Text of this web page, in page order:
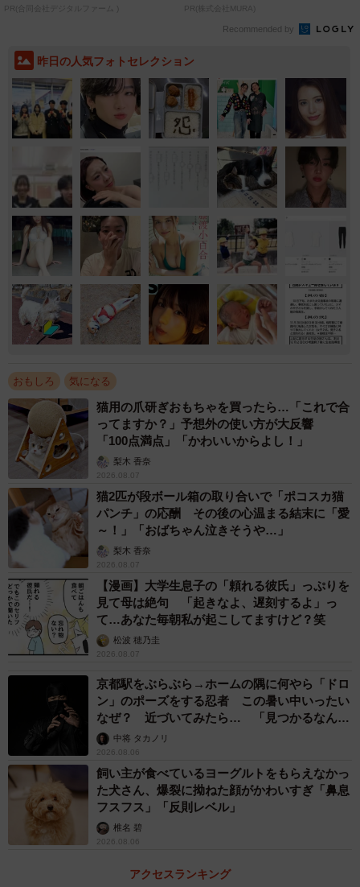
PR(合同会社デジタルファーム )
致」する方...
PR(株式会社MURA)
Recommended by
昨日の人気フォトセレクション
おもしろ 気になる
猫用の爪研ぎおもちゃを買ったら…「これで合
ってますか？」予想外の使い方が大反響
「100点満点」「かわいいからよし！」
梨木 香奈
2026.08.07
猫2匹が段ボール箱の取り合いで「ポコスカ猫
パンチ」の応酬 その後の心温まる結末に「愛
～！」「おばちゃん泣きそうや…」
梨木 香奈
2026.08.07
【漫画】大学生息子の「頼れる彼氏」っぷりを
見て母は絶句 「起きなよ、遅刻するよ」っ
て…あなた毎朝私が起こしてますけど？笑
松波 穂乃圭
2026.08.07
京都駅をぶらぶら→ホームの隅に何やら「ドロ
ン」のポーズをする忍者 この暑い中いったい
なぜ？ 近づいてみたら… 「見つかるなんて
未熟」中将 タカノリ
2026.08.06
飼い主が食べているヨーグルトをもらえなかっ
た犬さん、爆裂に拗ねた顔がかわいすぎ「鼻息
フスフス」「反則レベル」
椎名 碧
2026.08.06
アクセスランキング